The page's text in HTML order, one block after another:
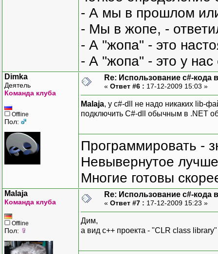
- А мы в прошлом
- Мы в жопе, -
- А "жопа" - это
- А "жопа" - это у
Dimka
Деятель
Команда клуба
Offline
Пол:
Re: Использование c#-кода
« Ответ #6 : 17-12-2009 15:03 »
Malaja, у c#-dll не надо никаких lib-
подключить C#-dll обычным в .NET
Программировать -
Невывернутое
Многие готовы
Malaja
Команда клуба
Offline
Пол:
Re: Использование c#-кода
« Ответ #7 : 17-12-2009 15:23 »
Дим,
а вид с++ проекта - "CLR class